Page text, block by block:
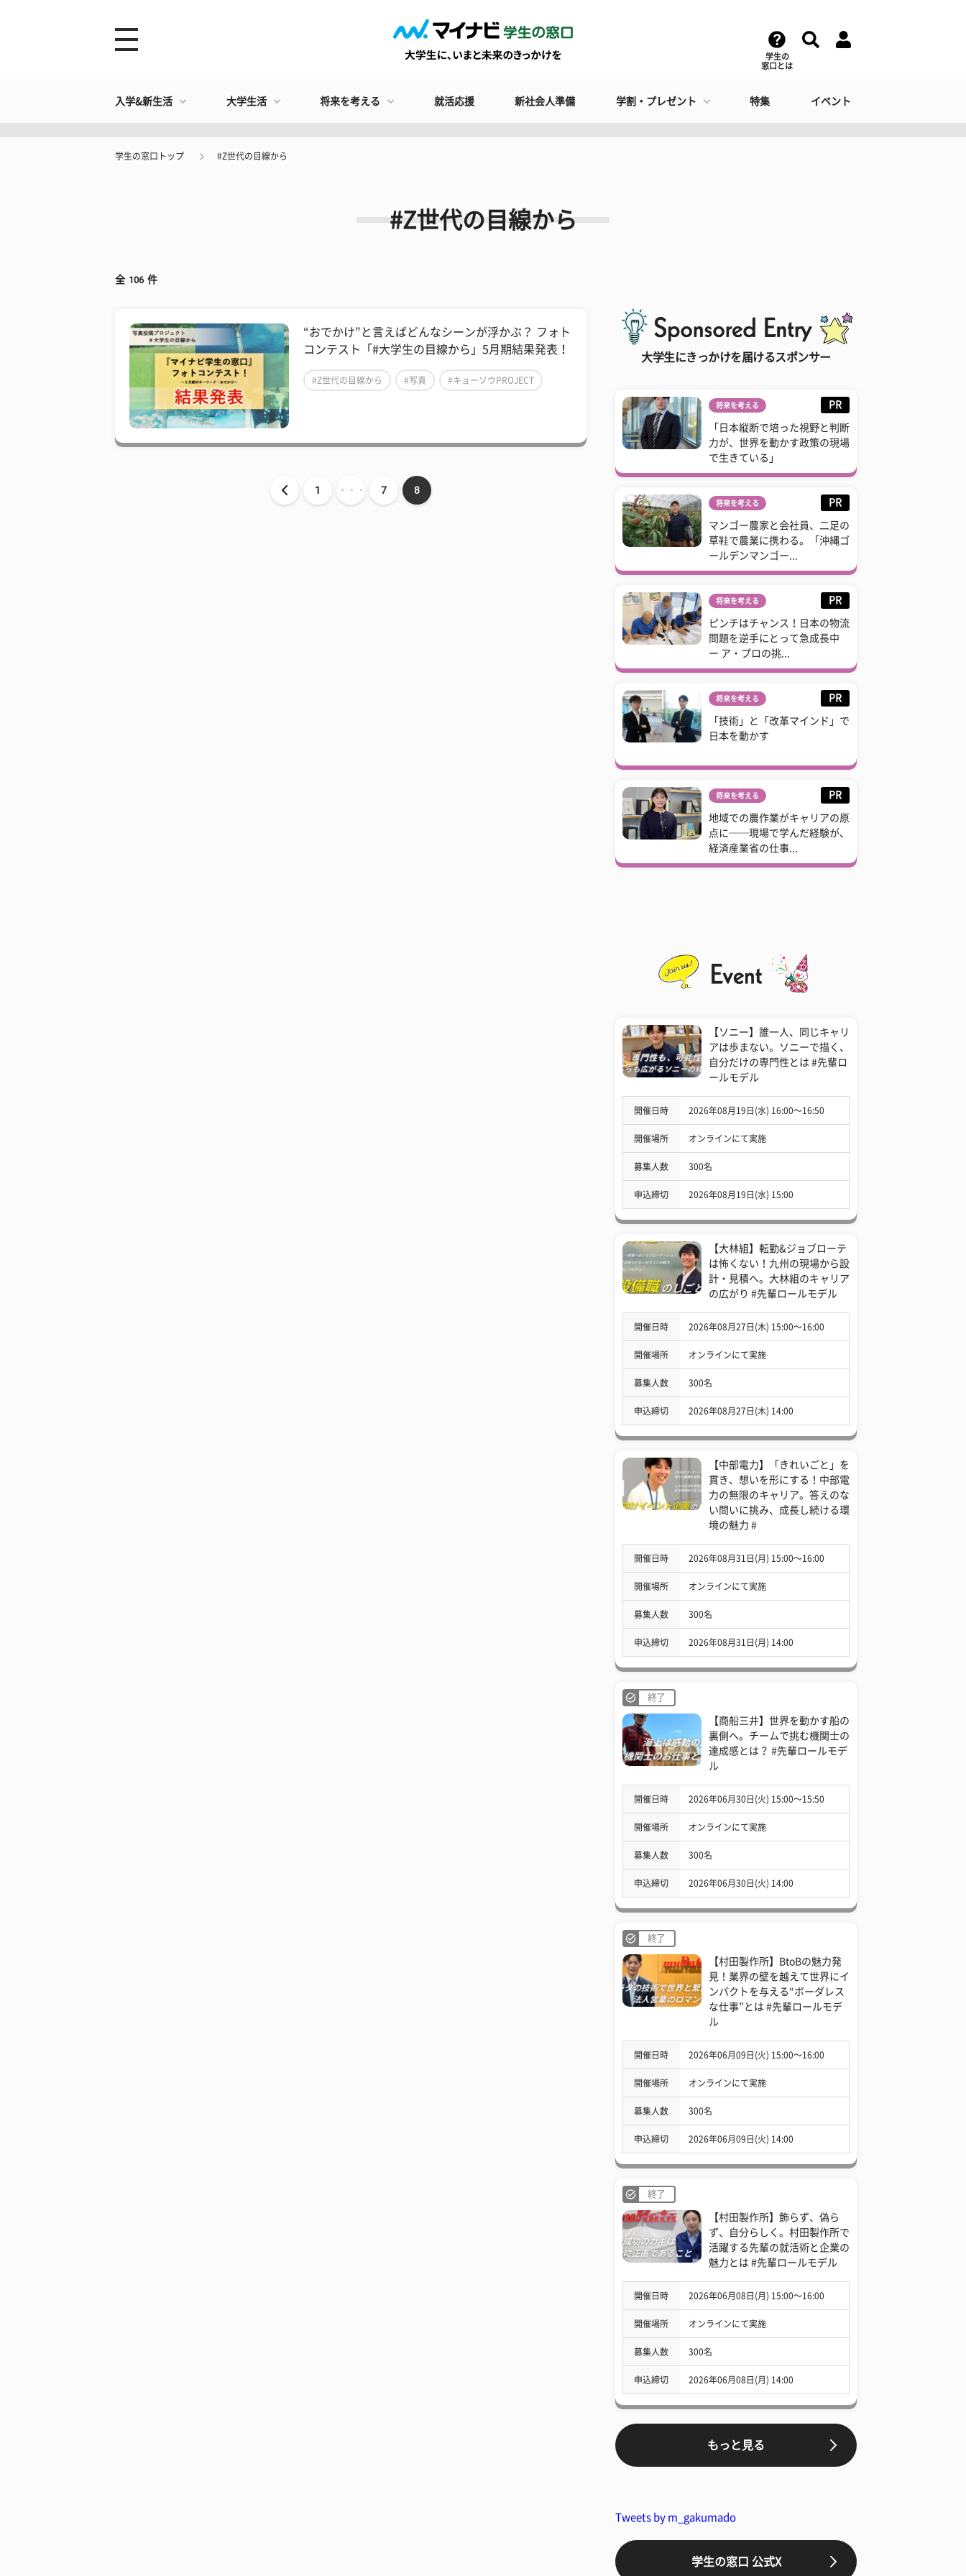
学生の
窓口とは
入学&新生活 大学生活 将来を考える 就活応援 新社会人準備 学割・プレゼント 特集 イベント
学生の窓口トップ #Z世代の目線から
#Z世代の目線から
全 106 件
“おでかけ”と言えばどんなシーンが浮かぶ？ フォト
コンテスト「#大学生の目線から」5月期結果発表！
#Z世代の目線から #写真 #キョーソウPROJECT
1 ・・・ 7 8
大学生にきっかけを届けるスポンサー
将来を考える PR
「日本縦断で培った視野と判断
力が、世界を動かす政策の現場
で生きている」
将来を考える PR
マンゴー農家と会社員、二足の
草鞋で農業に携わる。「沖縄ゴ
ールデンマンゴー...
将来を考える PR
ピンチはチャンス！日本の物流
問題を逆手にとって急成長中
ー ア・プロの挑...
将来を考える PR
「技術」と「改革マインド」で
日本を動かす
将来を考える PR
地域での農作業がキャリアの原
点に──現場で学んだ経験が、
経済産業省の仕事...
【ソニー】誰一人、同じキャリ
アは歩まない。ソニーで描く、
自分だけの専門性とは #先輩ロ
ールモデル
開催日時 2026年08月19日(水) 16:00〜16:50
開催場所 オンラインにて実施
募集人数 300名
申込締切 2026年08月19日(水) 15:00
【大林組】転勤&ジョブローテ
は怖くない！九州の現場から設
計・見積へ。大林組のキャリア
の広がり #先輩ロールモデル
開催日時 2026年08月27日(木) 15:00〜16:00
開催場所 オンラインにて実施
募集人数 300名
申込締切 2026年08月27日(木) 14:00
【中部電力】「きれいごと」を
貫き、想いを形にする！中部電
力の無限のキャリア。答えのな
い問いに挑み、成長し続ける環
境の魅力 #
開催日時 2026年08月31日(月) 15:00〜16:00
開催場所 オンラインにて実施
募集人数 300名
申込締切 2026年08月31日(月) 14:00
終了
【商船三井】世界を動かす船の
裏側へ。チームで挑む機関士の
達成感とは？ #先輩ロールモデ
ル
開催日時 2026年06月30日(火) 15:00〜15:50
開催場所 オンラインにて実施
募集人数 300名
申込締切 2026年06月30日(火) 14:00
終了
【村田製作所】BtoBの魅力発
見！業界の壁を越えて世界にイ
ンパクトを与える“ボーダレス
な仕事”とは #先輩ロールモデ
ル
開催日時 2026年06月09日(火) 15:00〜16:00
開催場所 オンラインにて実施
募集人数 300名
申込締切 2026年06月09日(火) 14:00
終了
【村田製作所】飾らず、偽ら
ず、自分らしく。村田製作所で
活躍する先輩の就活術と企業の
魅力とは #先輩ロールモデル
開催日時 2026年06月08日(月) 15:00〜16:00
開催場所 オンラインにて実施
募集人数 300名
申込締切 2026年06月08日(月) 14:00
もっと見る
Tweets by m_gakumado
学生の窓口 公式X